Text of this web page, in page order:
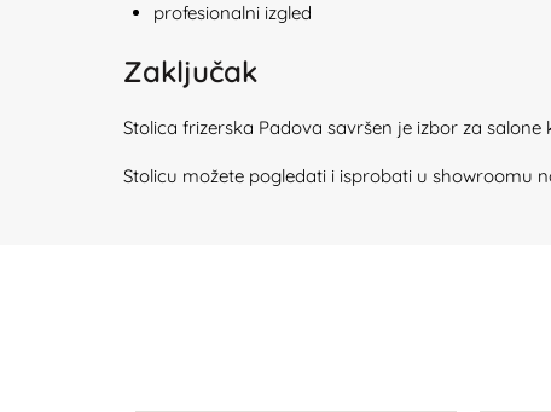
profesionalni izgled
Zaključak
Stolica frizerska Padova savršen je izbor za
Stolicu možete pogledati i isprobati u showroomu